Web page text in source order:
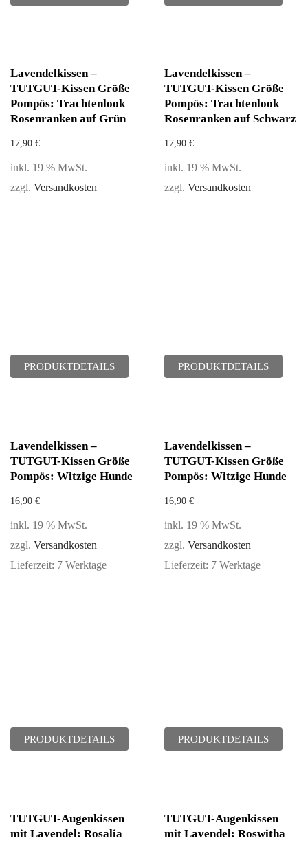
Lavendelkissen –
TUTGUT-Kissen Größe
Pompös: Trachtenlook
Rosenranken auf Grün
17,90 €
inkl. 19 % MwSt.
zzgl. Versandkosten
PRODUKTDETAILS
Lavendelkissen –
TUTGUT-Kissen Größe
Pompös: Trachtenlook
Rosenranken auf Schwarz
17,90 €
inkl. 19 % MwSt.
zzgl. Versandkosten
PRODUKTDETAILS
Lavendelkissen –
TUTGUT-Kissen Größe
Pompös: Witzige Hunde
16,90 €
inkl. 19 % MwSt.
zzgl. Versandkosten
Lieferzeit: 7 Werktage
PRODUKTDETAILS
Lavendelkissen –
TUTGUT-Kissen Größe
Pompös: Witzige Hunde
16,90 €
inkl. 19 % MwSt.
zzgl. Versandkosten
Lieferzeit: 7 Werktage
PRODUKTDETAILS
TUTGUT-Augenkissen
mit Lavendel: Rosalia
TUTGUT-Augenkissen
mit Lavendel: Roswitha